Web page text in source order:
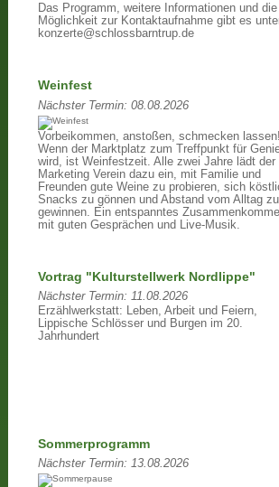
Das Programm, weitere Informationen und die
Möglichkeit zur Kontaktaufnahme gibt es
konzerte@schlossbarntrup.de
Weinfest
Nächster Termin: 08.08.2026
Vorbeikommen, anstoßen, schmecken lassen!
Wenn der Marktplatz zum Treffpunkt für
wird, ist Weinfestzeit. Alle zwei Jahre lädt der
Marketing Verein dazu ein, mit Familie und
Freunden gute Weine zu probieren, sich
Snacks zu gönnen und Abstand vom Alltag zu
gewinnen. Ein entspanntes
mit guten Gesprächen und Live-Musik.
Vortrag "Kulturstellwerk Nordlippe"
Nächster Termin: 11.08.2026
Erzählwerkstatt: Leben, Arbeit und Feiern,
Lippische Schlösser und Burgen im 20.
Jahrhundert
Sommerprogramm
Nächster Termin: 13.08.2026